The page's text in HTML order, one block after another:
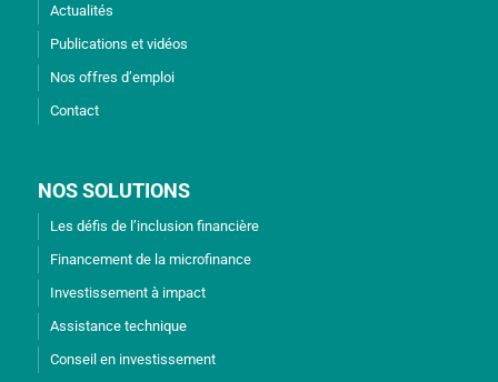
Actualités
Publications et vidéos
Nos offres d’emploi
Contact
NOS SOLUTIONS
Les défis de l’inclusion financière
Financement de la microfinance
Investissement à impact
Assistance technique
Conseil en investissement